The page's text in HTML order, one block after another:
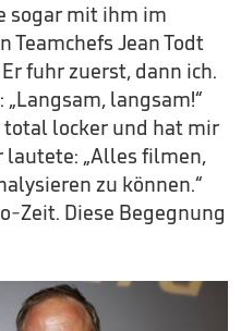
sogar mit ihm im
Teamchefs Jean Todt
fuhr zuerst, dann ich.
langsam!“
locker und hat mir
lautete: „Alles filmen,
zu können.“
Zeit. Diese Begegnung